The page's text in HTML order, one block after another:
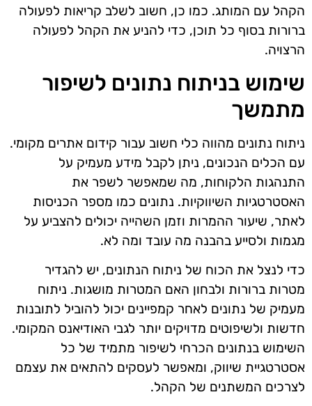
הקהל עם המותג. כמו כן, חשוב לשלב קריאות לפעולה
ברורות בסוף כל תוכן, כדי להניע את הקהל לפעולה
הרצויה.
שימוש בניתוח נתונים לשיפור
מתמשך
ניתוח נתונים מהווה כלי חשוב עבור קידום אתרים מקומי.
עם הכלים הנכונים, ניתן לקבל מידע מעמיק על
התנהגות הלקוחות, מה שמאפשר לשפר את
האסטרטגיות השיווקיות. נתונים כמו מספר הכניסות
לאתר, שיעור ההמרות וזמן השהייה יכולים להצביע על
מגמות ולסייע בהבנה מה עובד ומה לא.
כדי לנצל את הכוח של ניתוח הנתונים, יש להגדיר
מטרות ברורות ולבחון האם המטרות מושגות. ניתוח
מעמיק של נתונים לאחר קמפיינים יכול להוביל לתובנות
חדשות ולשיפוטים מדויקים יותר לגבי האודיאנס המקומי.
השימוש בנתונים הכרחי לשיפור מתמיד של כל
אסטרטגיית שיווק, ומאפשר לעסקים להתאים את עצמם
לצרכים המשתנים של הקהל.